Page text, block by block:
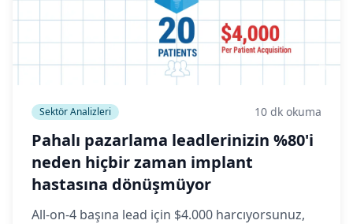
Sektör Analizleri 10 dk okuma
Pahalı pazarlama leadlerinizin %80'i
neden hiçbir zaman implant
hastasına dönüşmüyor
All-on-4 başına lead için $4.000 harcıyorsunuz,